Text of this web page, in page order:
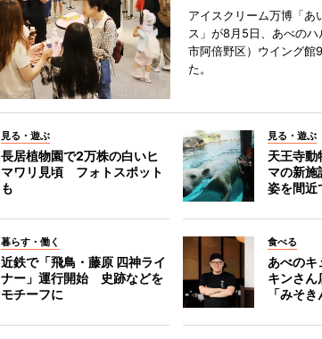
アイスクリーム万博「あ
ス」が8月5日、あべの
市阿倍野区）ウイング館
た。
見る・遊ぶ
長居植物園で2万株の白いヒ
マワリ見頃 フォトスポット
も
見る・遊ぶ
天王寺動
マの新
姿を間近
暮らす・働く
近鉄で「飛鳥・藤原 四神ライ
ナー」運行開始 史跡などを
モチーフに
食べる
あべのキ
キンさん
「みそ